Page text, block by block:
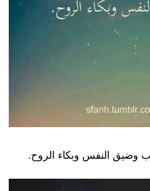
وضيق النفس وبكاء الروح.